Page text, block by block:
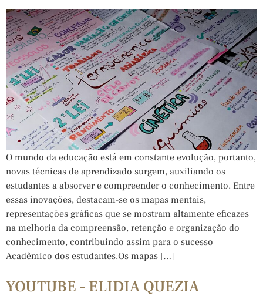
O mundo da educação está em constante evolução, portanto,
novas técnicas de aprendizado surgem, auxiliando os
estudantes a absorver e compreender o conhecimento. Entre
essas inovações, destacam-se os mapas mentais,
representações gráficas que se mostram altamente eficazes
na melhoria da compreensão, retenção e organização do
conhecimento, contribuindo assim para o sucesso
Acadêmico dos estudantes.Os mapas […]
YOUTUBE – ELIDIA QUEZIA